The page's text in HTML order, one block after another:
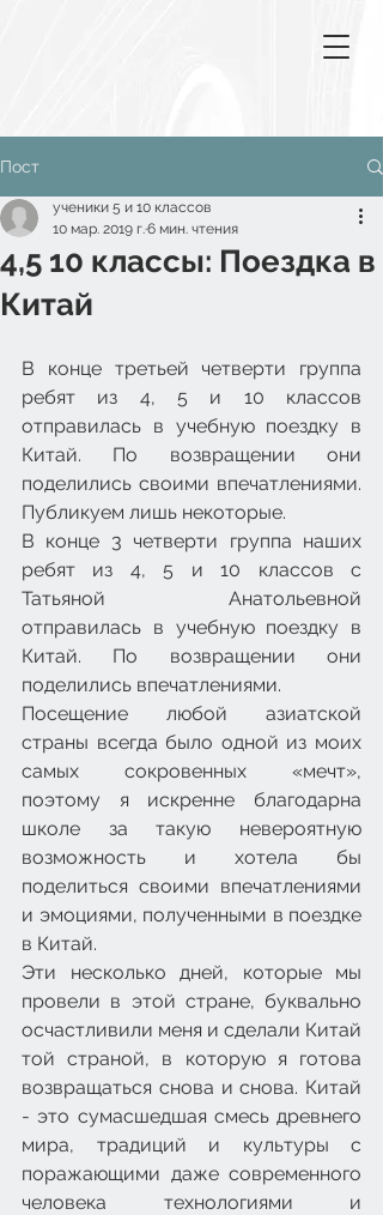
Пост
4,5 10 классы: Поездка в
Китай
ученики 5 и 10 классов
10 мар. 2019 г.6 мин. чтения
В конце третьей четверти группа
ребят из 4, 5 и 10 классов
отправилась в учебную поездку в
Китай. По возвращении они
поделились своими впечатлениями.
Публикуем лишь некоторые.
В конце 3 четверти группа наших
ребят из 4, 5 и 10 классов с
Татьяной Анатольевной
отправилась в учебную поездку в
Китай. По возвращении они
поделились впечатлениями.
Посещение любой азиатской
страны всегда было одной из моих
самых сокровенных «мечт»,
поэтому я искренне благодарна
школе за такую невероятную
возможность и хотела бы
поделиться своими впечатлениями
и эмоциями, полученными в поездке
в Китай.
Эти несколько дней, которые мы
провели в этой стране, буквально
осчастливили меня и сделали Китай
той страной, в которую я готова
возвращаться снова и снова. Китай
- это сумасшедшая смесь древнего
мира, традиций и культуры с
поражающими даже современного
человека технологиями и